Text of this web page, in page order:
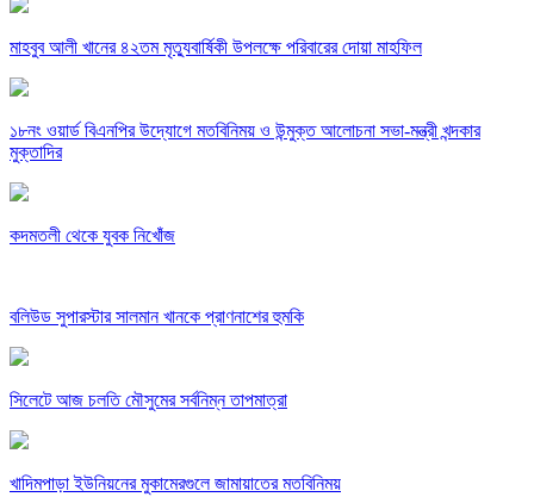
মাহবুব আলী খানের ৪২তম মৃত্যুবার্ষিকী উপলক্ষে পরিবারের দোয়া মাহফিল
১৮নং ওয়ার্ড বিএনপির উদ্যোগে মতবিনিময় ও উন্মুক্ত আলোচনা সভা-মন্ত্রী খন্দকার
মুক্তাদির
কদমতলী থেকে যুবক নিখোঁজ
বলিউড সুপারস্টার সালমান খানকে প্রাণনাশের হুমকি
সিলেটে আজ চলতি মৌসুমের সর্বনিম্ন তাপমাত্রা
খাদিমপাড়া ইউনিয়নের মুকামেরগুলে জামায়াতের মতবিনিময়